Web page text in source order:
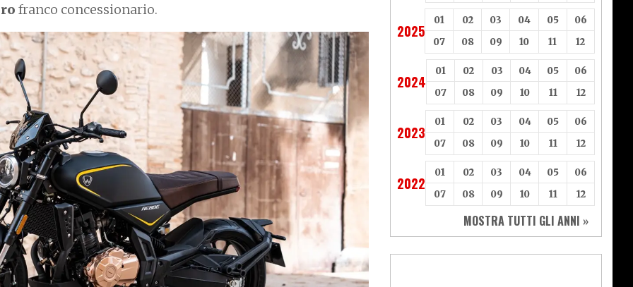
franco concessionario.
2025
01 02 03 04 05
06
07
08 09 10 11 12
2024
01 02 03 04 05
06
07
08 09 10 11 12
2023
01 02 03 04 05
06
07
08 09 10 11 12
2022
01 02 03 04 05
06
07
08 09 10 11 12
MOSTRA TUTTI GLI ANNI »